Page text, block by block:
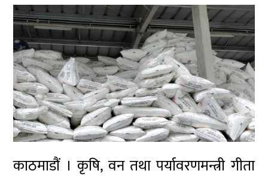
काठमाडौं । कृषि, वन तथा पर्यावरणमन्त्री गीता